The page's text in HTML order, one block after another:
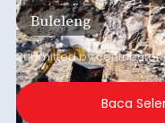
kawasan.
Buleleng
Submitted bycontributor
Baca